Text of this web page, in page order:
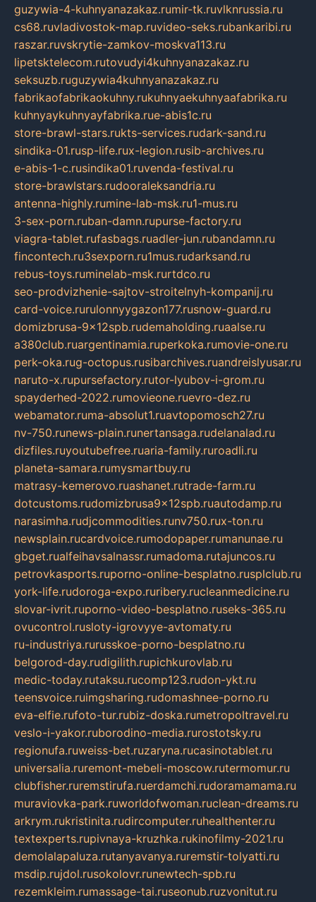
guzywia-4-kuhnyanazakaz.rumir-tk.ruvlknrussia.ru
cs68.ruvladivostok-map.ruvideo-seks.rubankaribi.ru
raszar.ruvskrytie-zamkov-moskva113.ru
lipetsktelecom.rutovudyi4kuhnyanazakaz.ru
seksuzb.ruguzywia4kuhnyanazakaz.ru
fabrikaofabrikaokuhny.rukuhnyaekuhnyaafabrika.ru
kuhnyaykuhnyayfabrika.rue-abis1c.ru
store-brawl-stars.rukts-services.rudark-sand.ru
sindika-01.rusp-life.rux-legion.rusib-archives.ru
e-abis-1-c.rusindika01.ruvenda-festival.ru
store-brawlstars.rudooraleksandria.ru
antenna-highly.rumine-lab-msk.ru1-mus.ru
3-sex-porn.ruban-damn.rupurse-factory.ru
viagra-tablet.rufasbags.ruadler-jun.rubandamn.ru
fincontech.ru3sexporn.ru1mus.rudarksand.ru
rebus-toys.ruminelab-msk.rurtdco.ru
seo-prodvizhenie-sajtov-stroitelnyh-kompanij.ru
card-voice.rurulonnyygazon177.rusnow-guard.ru
domizbrusa-9x12spb.rudemaholding.ruaalse.ru
a380club.ruargentinamia.ruperkoka.rumovie-one.ru
perk-oka.rug-octopus.rusibarchives.ruandreislyusar.ru
naruto-x.rupursefactory.rutor-lyubov-i-grom.ru
spayderhed-2022.rumovieone.ruevro-dez.ru
webamator.ruma-absolut1.ruavtopomosch27.ru
nv-750.runews-plain.runertansaga.rudelanalad.ru
dizfiles.ruyoutubefree.ruaria-family.ruroadli.ru
planeta-samara.rumysmartbuy.ru
matrasy-kemerovo.ruashanet.rutrade-farm.ru
dotcustoms.rudomizbrusa9x12spb.ruautodamp.ru
narasimha.rudjcommodities.runv750.rux-ton.ru
newsplain.rucardvoice.rumodopaper.rumanunae.ru
gbget.rualfeihavsalnassr.rumadoma.rutajuncos.ru
petrovkasports.ruporno-online-besplatno.rusplclub.ru
york-life.rudoroga-expo.ruribery.rucleanmedicine.ru
slovar-ivrit.ruporno-video-besplatno.ruseks-365.ru
ovucontrol.rusloty-igrovyye-avtomaty.ru
ru-industriya.rurusskoe-porno-besplatno.ru
belgorod-day.rudigilith.rupichkurovlab.ru
medic-today.rutaksu.rucomp123.rudon-ykt.ru
teensvoice.ruimgsharing.rudomashnee-porno.ru
eva-elfie.rufoto-tur.rubiz-doska.rumetropoltravel.ru
veslo-i-yakor.ruborodino-media.rurostotsky.ru
regionufa.ruweiss-bet.ruzaryna.rucasinotablet.ru
universalia.ruremont-mebeli-moscow.rutermomur.ru
clubfisher.ruremstirufa.ruerdamchi.rudoramamama.ru
muraviovka-park.ruworldofwoman.ruclean-dreams.ru
arkrym.rukristinita.rudircomputer.ruhealthenter.ru
textexperts.rupivnaya-kruzhka.rukinofilmy-2021.ru
demolalapaluza.rutanyavanya.ruremstir-tolyatti.ru
msdip.rujdol.rusokolovr.runewtech-spb.ru
rezemkleim.rumassage-tai.ruseonub.ruzvonitut.ru